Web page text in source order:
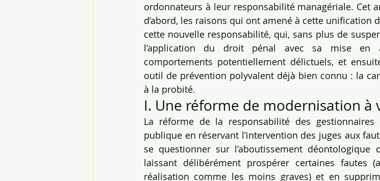
ordonnateurs à leur responsabilité managériale. Cet
d’abord, les raisons qui ont amené à cette unification
cette nouvelle responsabilité, qui, sans plus de
l’application du droit pénal avec sa mise en
comportements potentiellement délictuels, et
outil de prévention polyvalent déjà bien connu : la
à la probité.
I. Une réforme de modernisation à
La réforme de la responsabilité des
publique en réservant l’intervention des juges aux
se questionner sur l’aboutissement
laissant délibérément prospérer certaines fautes
réalisation comme les moins graves) et en